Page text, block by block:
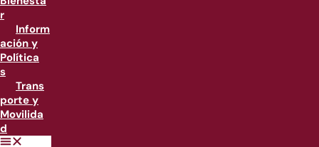
r
Inform
ación y
Política
s
Trans
porte y
Movilida
d